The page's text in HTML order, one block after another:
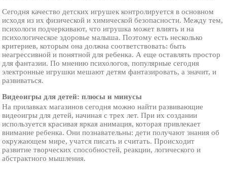
Сегодня качество детских игрушек контролируется в основном
исходя из их физической и химической безопасности. Между тем,
психологи подчеркивают, что игрушка может влиять и на
психологическое здоровье малыша. Поэтому есть несколько
критериев, которым она должна соответствовать: быть
неагрессивной и понятной для ребенка. А еще оставлять простор
для фантазии. По мнению психологов, популярные сегодня
электронные игрушки мешают детям фантазировать, а значит, и
развиваться.
Видеоигры для детей: плюсы и минусы
На прилавках магазинов сегодня можно найти развивающие
видеоигры для детей, начиная с трех лет. При их создании
используется красивая яркая анимация, которая привлекает
внимание ребенка. Они познавательны: дети получают знания об
окружающем мире, учатся писать и считать. Происходит
развитие творческих способностей, реакции, логического и
абстрактного мышления.